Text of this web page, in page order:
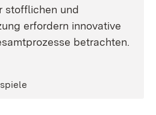
stofflichen und
erfordern innovative
betrachten.